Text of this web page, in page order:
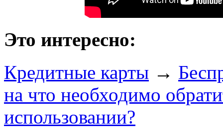
Это интересно:
Кредитные карты →
на что необходимо
использовании?